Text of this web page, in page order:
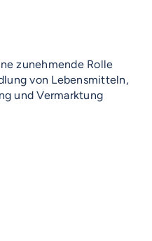
zunehmende Rolle
von Lebensmitteln,
und Vermarktung